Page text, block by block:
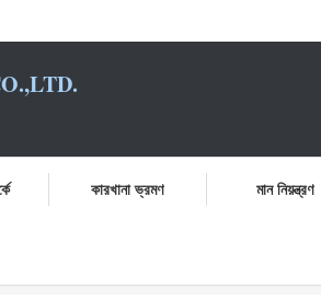
কারখানা ভ্রমণ মান নিয়ন্ত্রণ